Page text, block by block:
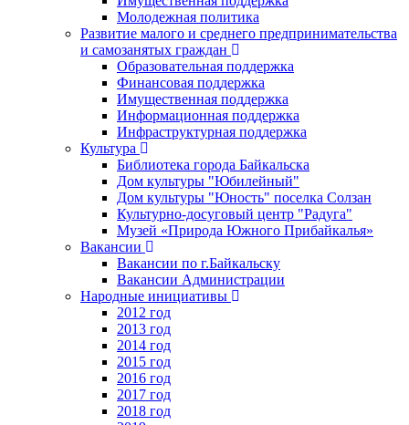
Молодежная политика
Развитие малого и среднего предпринимательства
и самозанятых граждан
Образовательная поддержка
Финансовая поддержка
Имущественная поддержка
Информационная поддержка
Инфраструктурная поддержка
Культура
Библиотека города Байкальска
Дом культуры "Юбилейный"
Дом культуры "Юность" поселка Солзан
Культурно-досуговый центр "Радуга"
Музей «Природа Южного Прибайкалья»
Вакансии
Вакансии по г.Байкальску
Вакансии Администрации
Народные инициативы
2012 год
2013 год
2014 год
2015 год
2016 год
2017 год
2018 год